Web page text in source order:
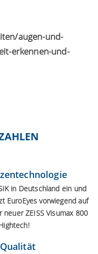
augen-und-
erkennen-und-
in Deutschland ein und
EuroEyes vorwiegend auf
neuer ZEISS Visumax 800